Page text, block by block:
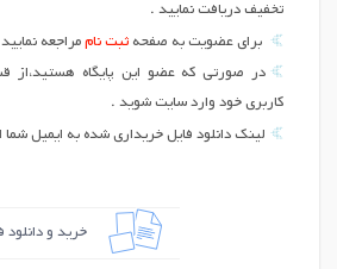
تخفیف دریافت نمایید .
برای عضویت به صفحه ثبت نام مراجعه
در صورتی که عضو این پایگاه هستید،از
کاربری خود وارد سایت شوید .
لینک دانلود فایل خریداری شده به ایمیل شما
خرید و دانلود